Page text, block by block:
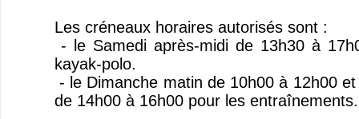
Les créneaux horaires autorisés sont :
- le Samedi après-midi de 13h30 à
kayak-polo.
- le Dimanche matin de 10h00 à 12h00
de 14h00 à 16h00 pour les entraînements.